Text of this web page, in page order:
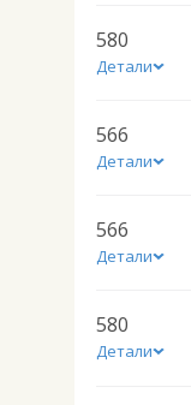
580
Детали
566
Детали
566
Детали
580
Детали